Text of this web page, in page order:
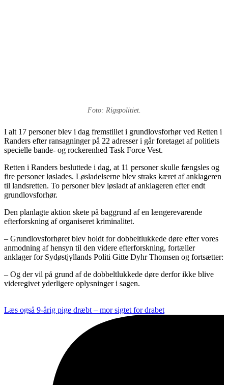
Foto: Rigspolitiet.
I alt 17 personer blev i dag fremstillet i grundlovsforhør ved Retten i
Randers efter ransagninger på 22 adresser i går foretaget af politiets
specielle bande- og rockerenhed Task Force Vest.
Retten i Randers besluttede i dag, at 11 personer skulle fængsles og
fire personer løslades. Løsladelserne blev straks kæret af anklageren
til landsretten. To personer blev løsladt af anklageren efter endt
grundlovsforhør.
Den planlagte aktion skete på baggrund af en længerevarende
efterforskning af organiseret kriminalitet.
– Grundlovsforhøret blev holdt for dobbeltlukkede døre efter vores
anmodning af hensyn til den videre efterforskning, fortæller
anklager for Sydøstjyllands Politi Gitte Dyhr Thomsen og fortsætter:
– Og der vil på grund af de dobbeltlukkede døre derfor ikke blive
videregivet yderligere oplysninger i sagen.
Læs også 9-årig pige dræbt – mor sigtet for drabet